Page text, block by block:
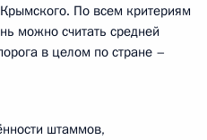
По всем критериям
можно считать средней
в целом по стране –
штаммов,